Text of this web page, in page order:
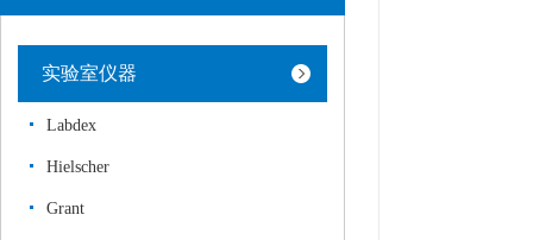
实验室仪器
Labdex
Hielscher
Grant